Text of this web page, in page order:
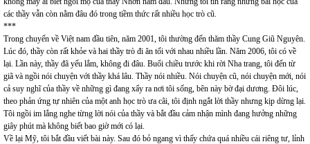
các thầy vẫn còn nằm đâu đó trong tiềm thức rất nhiều học trò cũ.
***
Trong chuyến về Việt nam đầu tiên, năm 2001, tôi thường đến thăm thầy Cung Giũ Nguyên.
Lúc đó, thầy còn rất khỏe và hai thầy trò đi ăn tối với nhau nhiều lần. Năm 2006, tôi có về
lại. Lần này, thầy đã yếu lắm, không đi đâu. Buổi chiều trước khi rời Nha trang, tôi đến từ
giã và ngồi nói chuyện với thầy khá lâu. Thầy nói nhiều. Nói chuyện cũ, nói chuyện mới, nói
cả suy nghĩ của thầy về những gì đang xẩy ra nơi tôi sống, bên này bờ đại dương. Đôi lúc,
theo phản ứng tự nhiên của một anh học trò ưa cãi, tôi định ngắt lời thầy nhưng kịp dừng lại.
Tôi ngồi im lắng nghe từng lời nói của thầy và bắt đầu cảm nhận mình đang hưởng những
giây phút mà không biết bao giờ mới có lại.
Về lại Mỹ, tôi bắt đầu viết bài này. Sau đó bỏ ngang vì thấy chứa quá nhiều cái riêng tư, lỉnh